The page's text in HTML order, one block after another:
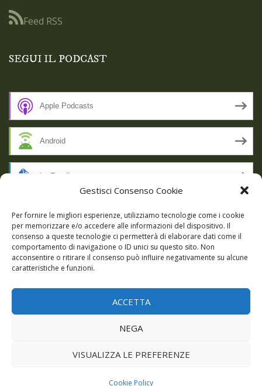
Gestisci Consenso Cookie
Per fornire le migliori esperienze, utilizziamo tecnologie come i cookie
per memorizzare e/o accedere alle informazioni del dispositivo. Il
consenso a queste tecnologie ci permetterà di elaborare dati come il
comportamento di navigazione o ID unici su questo sito. Non
acconsentire o ritirare il consenso può influire negativamente su alcune
caratteristiche e funzioni.
ACCETTA
NEGA
VISUALIZZA LE PREFERENZE
Cookie Policy
Feed RSS
SEGUI IL PODCAST
Apple Podcasts
Android
by Email
RSS
SSL SECURE
|Theme:
Giochi DBC Podcast Cookie Policy (UE)